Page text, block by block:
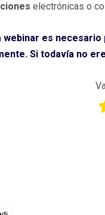
electrónicas o
webinar es
Si todavía no